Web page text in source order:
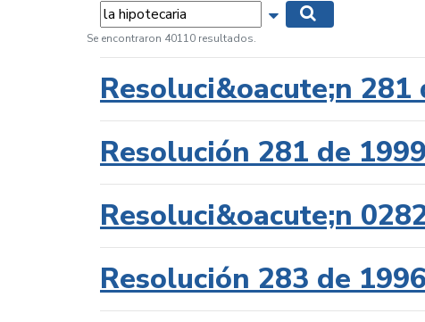
Palabras... Mostrar opciones de
Se encontraron 40110 resultados.
Resoluci&oacute;n 281
Resolución 281 de
Resoluci&oacute;n
Resolución 283 de